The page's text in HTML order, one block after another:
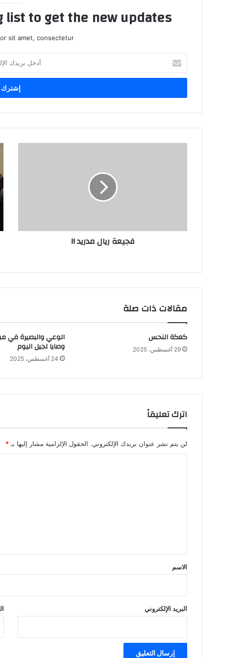
to get the new updates!
sit amet, consectetur.
بريدك
الإلكتروني
فجيعة ريال مدريد !!
مقالات ذات صلة
كعكة النحس
29 أغسطس، 2025
الوعي والبصيرة في
وصايا لجيل اليوم
24 أغسطس، 2025
اترك تعليقاً
لن يتم نشر عنوان بريدك الإلكتروني. الحقول الإلزامية مشار إليها بـ *
*
الاسم
البريد الإلكتروني